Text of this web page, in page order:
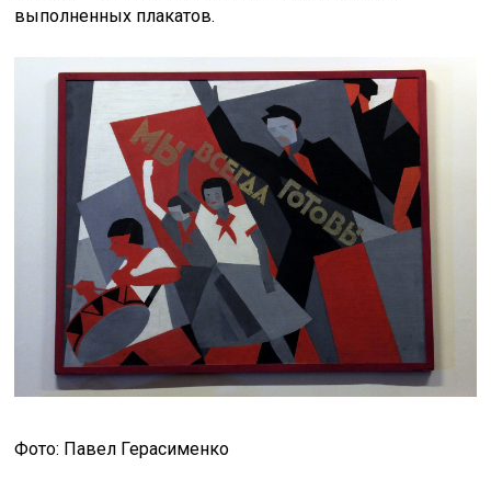
выполненных плакатов.
Фото: Павел Герасименко